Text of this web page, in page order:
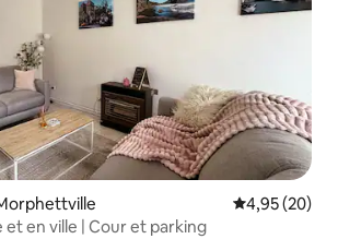
Évaluation
4,95 (20)
et en ville | Cour et parking